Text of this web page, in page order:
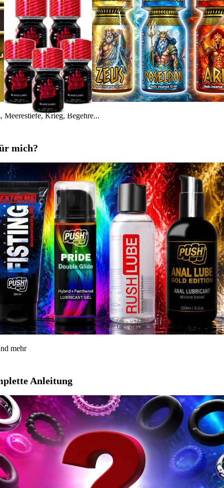
Meerestiefe, Krieg, Begehre...
mich?
mehr
Anleitung